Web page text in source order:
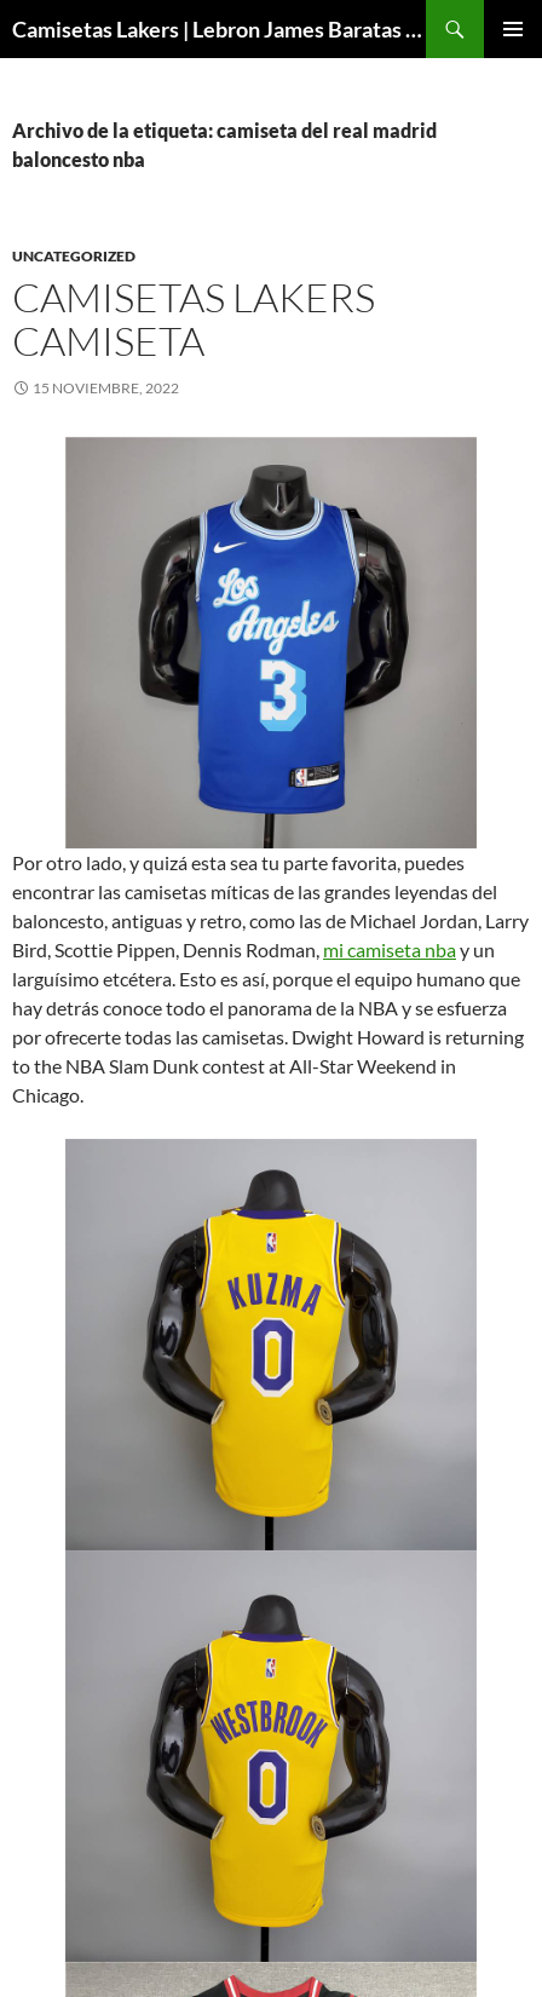
Camisetas Lakers | Lebron James Baratas 2024 – Micamisetanba
Archivo de la etiqueta: camiseta del real madrid
baloncesto nba
UNCATEGORIZED
CAMISETAS LAKERS
CAMISETA
15 NOVIEMBRE, 2022
Por otro lado, y quizá esta sea tu parte favorita, puedes
encontrar las camisetas míticas de las grandes leyendas del
baloncesto, antiguas y retro, como las de Michael Jordan, Larry
Bird, Scottie Pippen, Dennis Rodman, mi camiseta nbay un
larguísimo etcétera. Esto es así, porque el equipo humano que
hay detrás conoce todo el panorama de la NBA y se esfuerza
por ofrecerte todas las camisetas. Dwight Howard is returning
to the NBA Slam Dunk contest at All-Star Weekend in
Chicago.